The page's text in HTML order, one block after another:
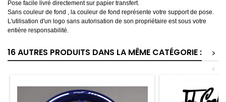
Pose facile livré directement sur papier transfert.
Sans couleur de fond , la couleur de fond représente votre support de pose.
L'utilisation d'un logo sans autorisation de son propriétaire est sous votre
entière responsabilité.
16 AUTRES PRODUITS DANS LA MÊME CATÉGORIE :
>
<